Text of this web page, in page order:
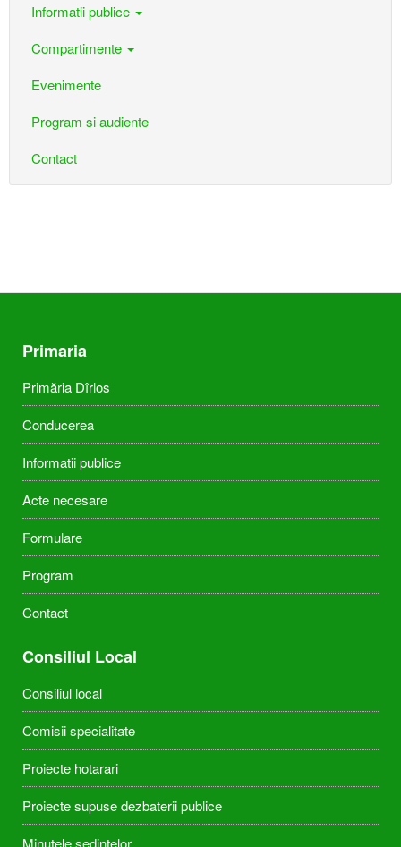
Informatii publice
Compartimente
Evenimente
Program si audiente
Contact
Primaria
Primăria Dîrlos
Conducerea
Informatii publice
Acte necesare
Formulare
Program
Contact
Consiliul Local
Consiliul local
Comisii specialitate
Proiecte hotarari
Proiecte supuse dezbaterii publice
Minutele sedintelor